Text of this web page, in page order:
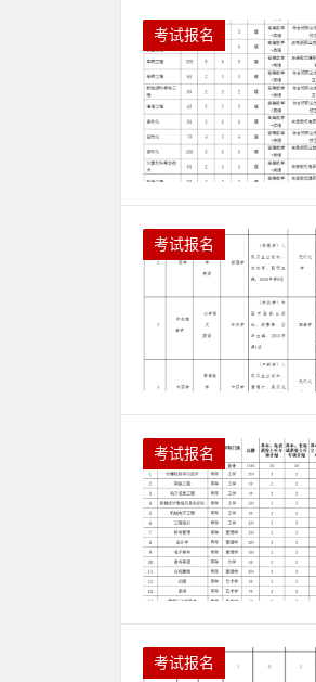
考试报名
考试报名
考试报名
考试报名